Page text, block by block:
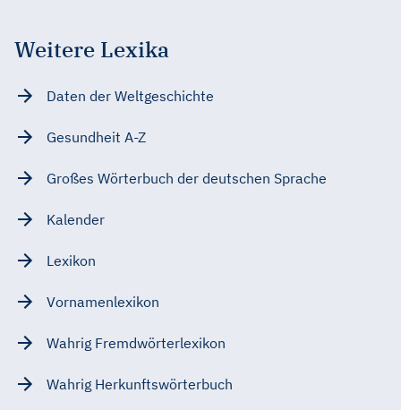
Weitere Lexika
Daten der Weltgeschichte
Gesundheit A-Z
Großes Wörterbuch der deutschen Sprache
Kalender
Lexikon
Vornamenlexikon
Wahrig Fremdwörterlexikon
Wahrig Herkunftswörterbuch